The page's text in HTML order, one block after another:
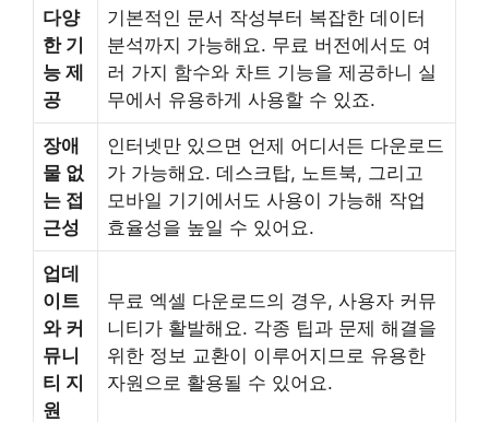
다양
한 기
능 제
공
기본적인 문서 작성부터 복잡한 데이터
분석까지 가능해요. 무료 버전에서도 여
러 가지 함수와 차트 기능을 제공하니 실
무에서 유용하게 사용할 수 있죠.
장애
물 없
는 접
근성
인터넷만 있으면 언제 어디서든 다운로드
가 가능해요. 데스크탑, 노트북, 그리고
모바일 기기에서도 사용이 가능해 작업
효율성을 높일 수 있어요.
업데
이트
와 커
뮤니
티 지
원
무료 엑셀 다운로드의 경우, 사용자 커뮤
니티가 활발해요. 각종 팁과 문제 해결을
위한 정보 교환이 이루어지므로 유용한
자원으로 활용될 수 있어요.